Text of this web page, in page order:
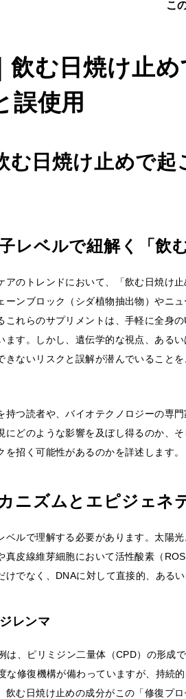
こ
飲む日焼け止
誤使用
む日焼け止めで起
レベルで紐解く「飲
アのトレンドにおいて、「飲む日焼け
ーンブロック（シダ植物抽出物）やニ
これらのサプリメントは、手軽に全身
ます。しかし、遺伝学的な視点、ある
きないリスクと誤解が潜んでいること
持つ読者や、バイオテクノロジーの専
にどのような影響を及ぼし得るのか、
招く可能性があるのかを詳述します。
ニズムとエピジェネ
ベルで理解する必要があります。太陽
真皮線維芽細胞において活性酸素（
でなく、DNAに対して直接的、ある
レンマ
は、ピリミジン二量体（CPD）の形成
な修復機構が備わっていますが、持続
飲む日焼け止めの成分がこの「修復プ